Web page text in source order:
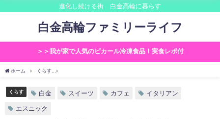
進化し続ける街 白金高輪に暮らす
白金高輪ファミリーライフ
＞＞我が家で人気のピカール冷凍食品！実食レポ付
ホーム くらす
くらす 白金 スイーツ カフェ イタリアン
エスニック